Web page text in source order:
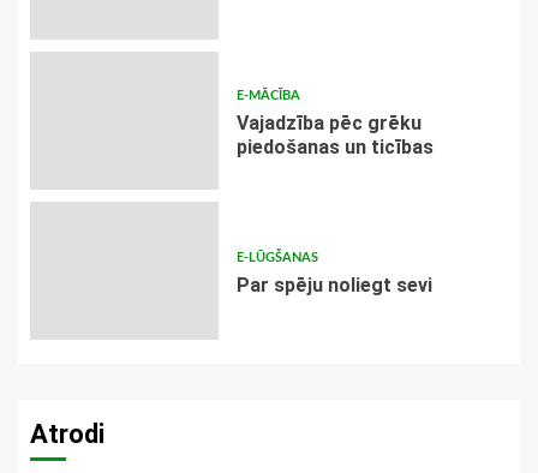
E-MĀCĪBA
Vajadzība pēc grēku
piedošanas un ticības
E-LŪGŠANAS
Par spēju noliegt sevi
Atrodi